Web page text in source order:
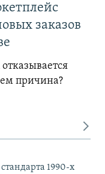
заказов
причина?
1990-х